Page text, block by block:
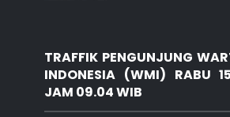
TRAFFIK PENGUNJUNG
INDONESIA (WMI) RABU
JAM 09.04 WIB